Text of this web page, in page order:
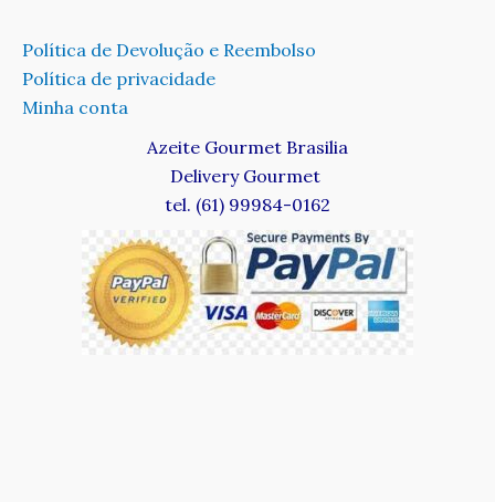
Política de Devolução e Reembolso
Política de privacidade
Minha conta
Azeite Gourmet Brasilia
Delivery Gourmet
tel. (61) 99984-0162